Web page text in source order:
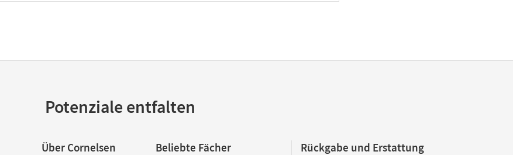
Potenziale entfalten
Über Cornelsen Beliebte Fächer Rückgabe und Erstattung